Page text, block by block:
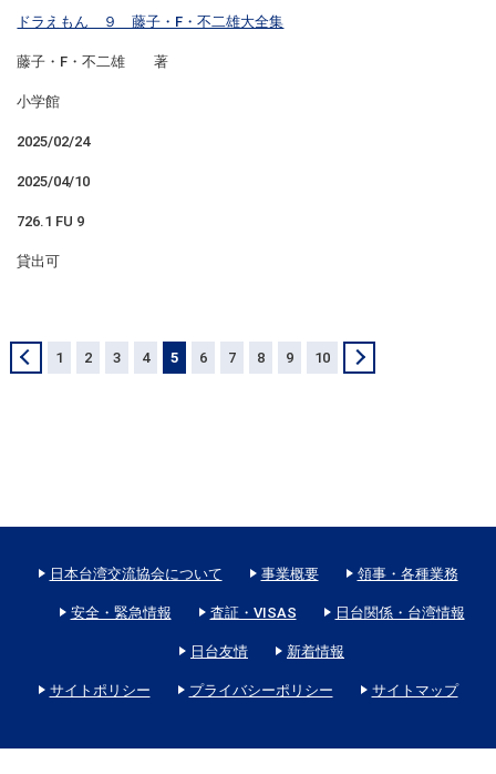
ドラえもん ９ 藤子・F・不二雄大全集
藤子・F・不二雄 著
小学館
2025/02/24
2025/04/10
726.1 FU 9
貸出可
1 2 3 4 5 6 7 8 9 10
日本台湾交流協会について 事業概要 領事・各種業務
安全・緊急情報 査証・VISAS 日台関係・台湾情報
日台友情 新着情報
サイトポリシー プライバシーポリシー サイトマップ